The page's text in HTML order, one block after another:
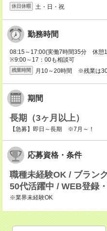
休日休暇 土・日・祝
勤務時間
08:15～17:00(実働7時間35分 休憩
※9:00～17：00も相談可
残業時間 月10～20時間 ※残業は30
期間
長期（3ヶ月以上）
【急募】即日～長期 ※7月～！
応募資格・条件
職種未経験OK / ブラン
50代活躍中 / WEB登録
※業界未経験OK